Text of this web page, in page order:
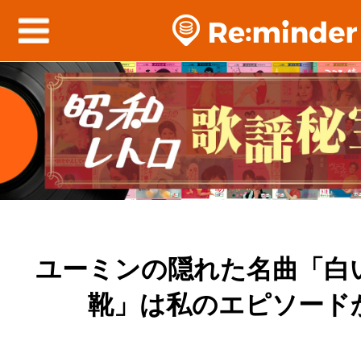
ユーミンの隠れた名曲「白
靴」は私のエピソード